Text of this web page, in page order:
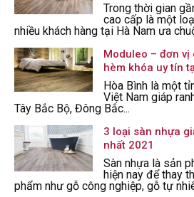
Trong thời gian
cao cấp là một
nhiều khách hàng tại Hà Nam ưa
Moduleo – đơn
hèm khóa uy tín
Hòa Bình là một
Việt Nam giáp
Tây Bắc Bộ, Đông Bắc...
3 loại sàn nhựa
nhất 2021
Sàn nhựa là sản
hiện nay để thay
phẩm như gỗ công nghiệp, gỗ tự